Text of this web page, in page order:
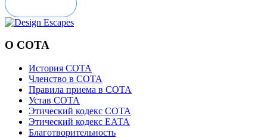
О СОТА
История СОТА
Членство в СОТА
Правила приема в СОТА
Устав СОТА
Этический кодекс СОТА
Этический кодекс ЕАТА
Благотворительность